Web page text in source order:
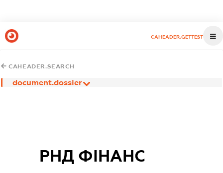
CAHEADER.GETTEST
CAHEADER.SEARCH
document.dossier
РНД ФІНАНС